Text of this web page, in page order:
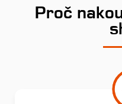
Proč